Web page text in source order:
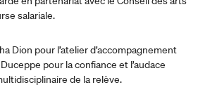
salariale.
Dion pour l’atelier d’accompagnement
pour la confiance et l’audace
de la relève.